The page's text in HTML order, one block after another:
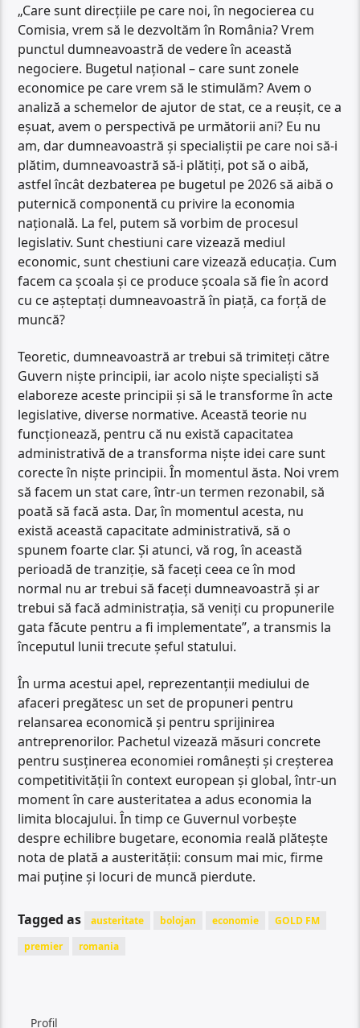
„Care sunt direcțiile pe care noi, în negocierea cu
Comisia, vrem să le dezvoltăm în România? Vrem
punctul dumneavoastră de vedere în această
negociere. Bugetul național – care sunt zonele
economice pe care vrem să le stimulăm? Avem o
analiză a schemelor de ajutor de stat, ce a reușit, ce a
eșuat, avem o perspectivă pe următorii ani? Eu nu
am, dar dumneavoastră și specialiștii pe care noi să-i
plătim, dumneavoastră să-i plătiți, pot să o aibă,
astfel încât dezbaterea pe bugetul pe 2026 să aibă o
puternică componentă cu privire la economia
națională. La fel, putem să vorbim de procesul
legislativ. Sunt chestiuni care vizează mediul
economic, sunt chestiuni care vizează educația. Cum
facem ca școala și ce produce școala să fie în acord
cu ce așteptați dumneavoastră în piață, ca forță de
muncă?
Teoretic, dumneavoastră ar trebui să trimiteți către
Guvern niște principii, iar acolo niște specialiști să
elaboreze aceste principii și să le transforme în acte
legislative, diverse normative. Această teorie nu
funcționează, pentru că nu există capacitatea
administrativă de a transforma niște idei care sunt
corecte în niște principii. În momentul ăsta. Noi vrem
să facem un stat care, într-un termen rezonabil, să
poată să facă asta. Dar, în momentul acesta, nu
există această capacitate administrativă, să o
spunem foarte clar. Și atunci, vă rog, în această
perioadă de tranziție, să faceți ceea ce în mod
normal nu ar trebui să faceți dumneavoastră și ar
trebui să facă administrația, să veniți cu propunerile
gata făcute pentru a fi implementate”, a transmis la
începutul lunii trecute şeful statului.
În urma acestui apel, reprezentanții mediului de
afaceri pregătesc un set de propuneri pentru
relansarea economică și pentru sprijinirea
antreprenorilor. Pachetul vizează măsuri concrete
pentru susținerea economiei românești și creșterea
competitivității în context european și global, într-un
moment în care austeritatea a adus economia la
limita blocajului. În timp ce Guvernul vorbește
despre echilibre bugetare, economia reală plătește
nota de plată a austerității: consum mai mic, firme
mai puține și locuri de muncă pierdute.
Tagged as austeritate bolojan economie
GOLD FM
premier
romania
Profil